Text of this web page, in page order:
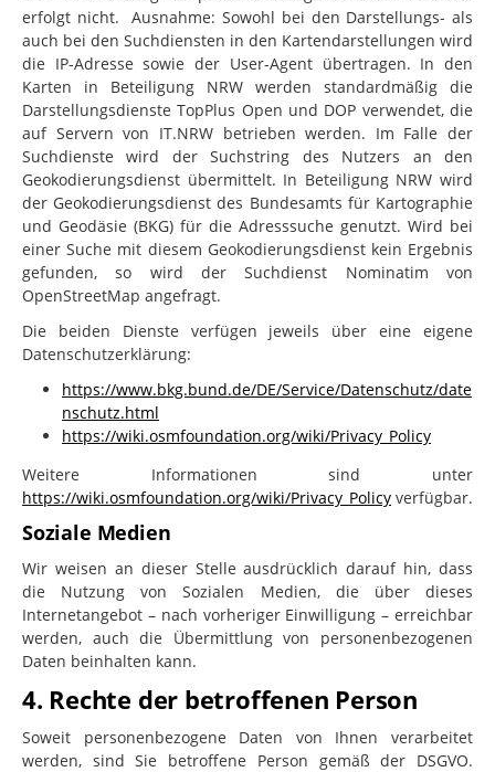
erfolgt nicht. Ausnahme: Sowohl bei den Darstellungs- als
auch bei den Suchdiensten in den Kartendarstellungen wird
die IP-Adresse sowie der User-Agent übertragen. In den
Karten in Beteiligung NRW werden standardmäßig die
Darstellungsdienste TopPlus Open und DOP verwendet, die
auf Servern von IT.NRWbetrieben werden. Im Falle der
Suchdienste wird der Suchstring des Nutzers an den
Geokodierungsdienst übermittelt. In Beteiligung NRW wird
der Geokodierungsdienst des Bundesamts für Kartographie
und Geodäsie (BKG) für die Adresssuche genutzt. Wird bei
einer Suche mit diesem Geokodierungsdienst kein Ergebnis
gefunden, so wird der Suchdienst Nominatim von
OpenStreetMap angefragt.
Die beiden Dienste verfügen jeweils über eine eigene
Datenschutzerklärung:
https://www.bkg.bund.de/DE/Service/Datenschutz/date
nschutz.html
https://wiki.osmfoundation.org/wiki/Privacy_Policy
Weitere Informationen sind unter
https://wiki.osmfoundation.org/wiki/Privacy_Policy verfügbar.
Soziale Medien
Wir weisen an dieser Stelle ausdrücklich darauf hin, dass
die Nutzung von Sozialen Medien, die über dieses
Internetangebot – nach vorheriger Einwilligung – erreichbar
werden, auch die Übermittlung von personenbezogenen
Daten beinhalten kann.
4. Rechte der betroffenen Person
Soweit personenbezogene Daten von Ihnen verarbeitet
werden, sind Sie betroffene Person gemäß der DSGVO.